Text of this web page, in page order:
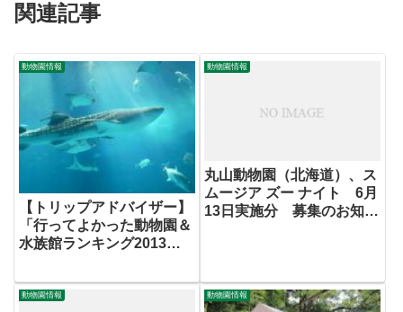
関連記事
動物園情報
【トリップアドバイザー】
「行ってよかった動物園＆
水族館ランキング2013」
動物園情報
丸山動物園（北海道）、ス
ムージア ズー ナイト 6月
13日実施分 募集のお知ら
動物園情報 動物園情報